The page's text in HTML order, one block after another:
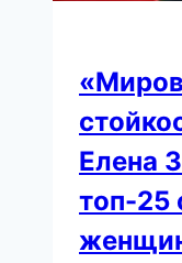
Елена
топ-25